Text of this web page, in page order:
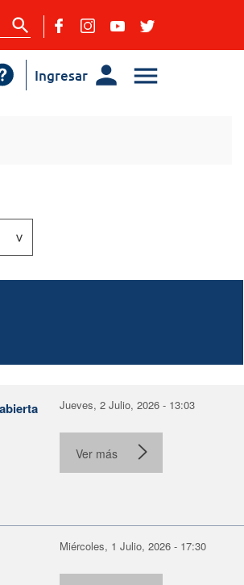
Ingresar
Jueves, 2 Julio, 2026 - 13:03
Ver más
Miércoles, 1 Julio, 2026 - 17:30